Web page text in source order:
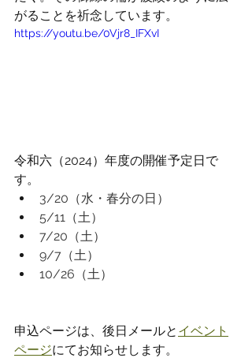
がることを祈念しています。
https://youtu.be/0Vjr8_IFXvI
令和六（2024）年度の開催予定日で
す。
3/20（水・春分の日）
5/11（土）
7/20（土）
9/7（土）
10/26（土）
申込ページは、後日メールと イベント
ページにてお知らせします。